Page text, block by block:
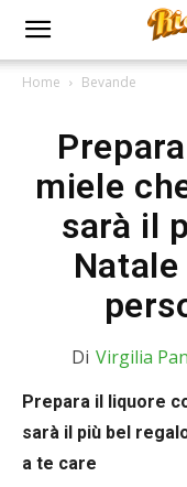
Home Bevande
miele
sarà il
Di Virgilia
Prepara il liquore
sarà il più bel
a te care